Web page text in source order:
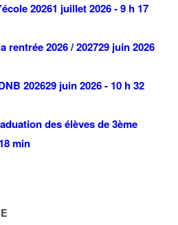
20261 juillet 2026 - 9 h 17
rentrée 2026 / 202729 juin 2026
202629 juin 2026 - 10 h 32
des élèves de 3ème
min